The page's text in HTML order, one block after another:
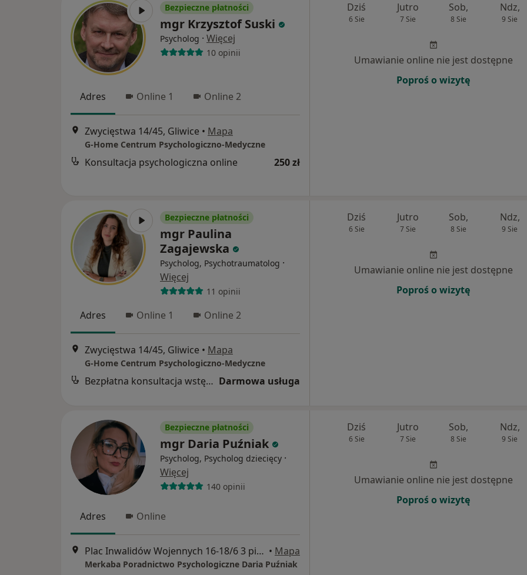
Bezpieczne płatności
mgr Krzysztof Suski
Psycholog · Więcej
10 opinii
Adres Online 1 Online 2
Zwycięstwa 14/45, Gliwice • Mapa
G-Home Centrum Psychologiczno-Medyczne
Konsultacja psychologiczna online 250 zł
Dziś
6 Sie
Jutro
7 Sie
Sob,
8 Sie
Ndz,
9 Sie
Umawianie online nie jest dostępne
Poproś o wizytę
Bezpieczne płatności
mgr Paulina
Zagajewska
Psycholog, Psychotraumatolog ·
Więcej
11 opinii
Adres Online 1 Online 2
Zwycięstwa 14/45, Gliwice • Mapa
G-Home Centrum Psychologiczno-Medyczne
Bezpłatna konsultacja wstępna - telefoniczna Darmowa usługa
Dziś
6 Sie
Jutro
7 Sie
Sob,
8 Sie
Ndz,
9 Sie
Umawianie online nie jest dostępne
Poproś o wizytę
Bezpieczne płatności
mgr Daria Puźniak
Psycholog, Psycholog dziecięcy ·
Więcej
140 opinii
Adres Online
Plac Inwalidów Wojennych 16-18/6 3 piętro, Gliwice • Mapa
Merkaba Poradnictwo Psychologiczne Daria Puźniak
Dziś
6 Sie
Jutro
7 Sie
Sob,
8 Sie
Ndz,
9 Sie
Umawianie online nie jest dostępne
Poproś o wizytę